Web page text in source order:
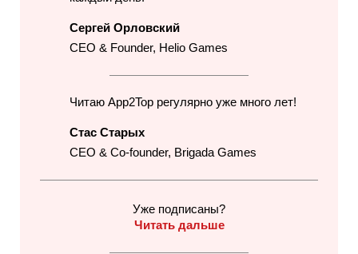
Сергей Орловский
CEO & Founder, Helio Games
Читаю App2Top регулярно уже много лет!
Стас Старых
CEO & Co-founder, Brigada Games
Уже подписаны?
Читать дальше